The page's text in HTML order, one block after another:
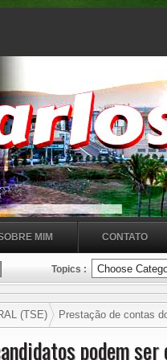
MIM CONTATO
Topics :
(TSE)
Prestação de contas
podem